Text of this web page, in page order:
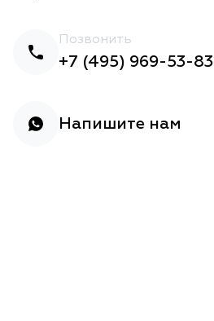
Позвонить
+7 (495) 969-53-83
Напишите нам